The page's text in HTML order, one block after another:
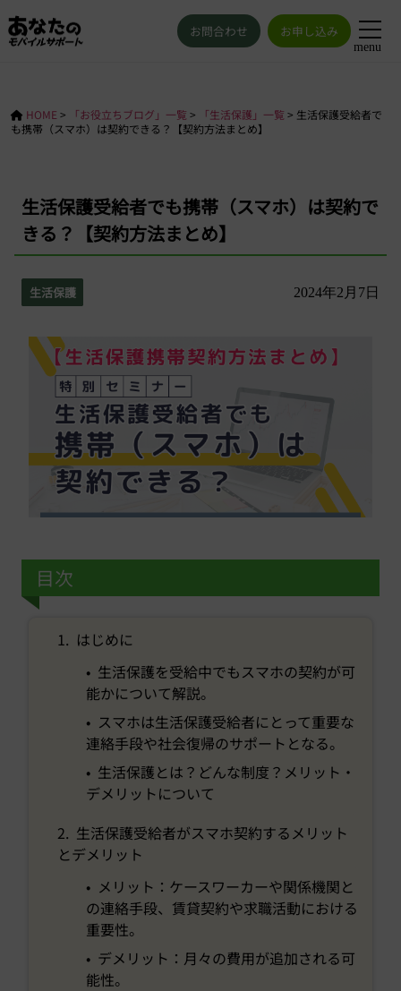
menu
お問合わせ お申し込み
HOME > 「お役立ちブログ」一覧 > 「生活保護」一覧 > 生活保護受給者で
も携帯（スマホ）は契約できる？【契約方法まとめ】
生活保護受給者でも携帯（スマホ）は契約で
きる？【契約方法まとめ】
生活保護 2024年2月7日
目次
1. はじめに
• 生活保護を受給中でもスマホの契約が可
能かについて解説。
• スマホは生活保護受給者にとって重要な
連絡手段や社会復帰のサポートとなる。
• 生活保護とは？どんな制度？メリット・
デメリットについて
2. 生活保護受給者がスマホ契約するメリット
とデメリット
• メリット：ケースワーカーや関係機関と
の連絡手段、賃貸契約や求職活動における
重要性。
• デメリット：月々の費用が追加される可
能性。